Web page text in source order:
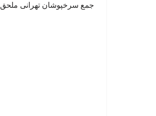
جمع سرخپوشان تهرانی